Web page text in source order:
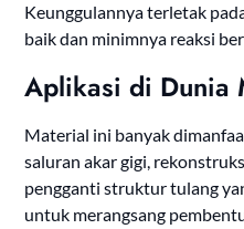
Keunggulannya terletak
baik dan minimnya reaksi
Aplikasi di Dunia
Material ini banyak
saluran akar gigi,
pengganti struktur tulang
untuk merangsang